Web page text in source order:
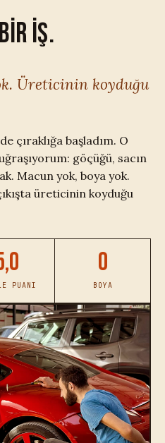
iş.
Üreticinin koyduğu
çıraklığa başladım. O
göçüğü, sacın
Macun yok, boya yok.
üreticinin koyduğu
PUANI
0
BOYA